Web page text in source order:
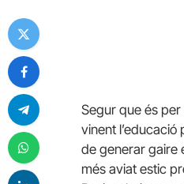
Segur que és
vinent l’educació
de generar gaire
més aviat estic